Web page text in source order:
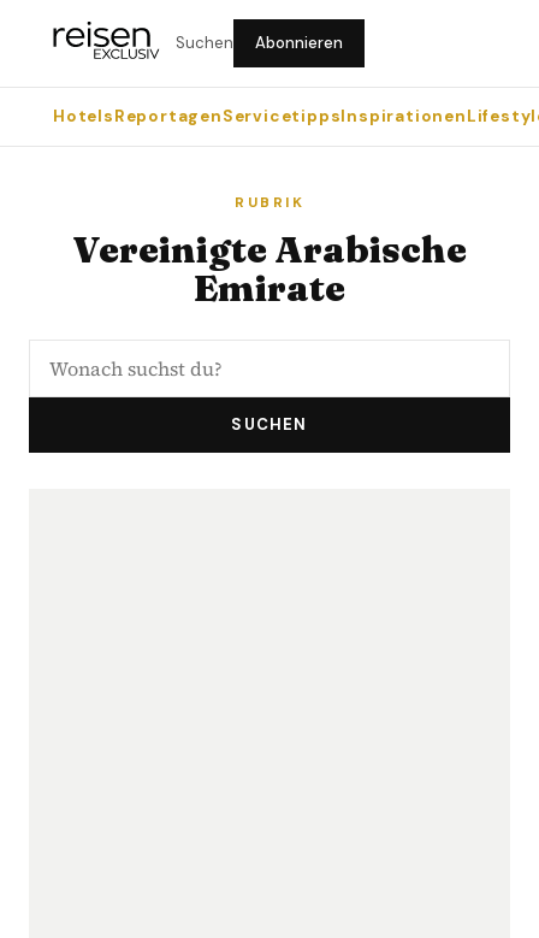
Suchen Abonnieren
HotelsReportagenServicetippsInspirationen
RUBRIK
Vereinigte Arabische
Emirate
SUCHEN